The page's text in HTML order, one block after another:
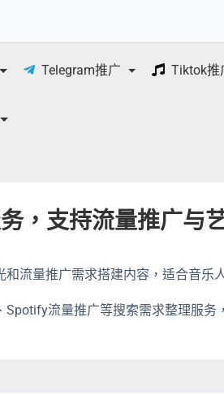
体
Telegram推广 Tiktok推
，支持流量推广与
流量推广需求搭建内容，适合音乐
流量推广等搜索需求整理服